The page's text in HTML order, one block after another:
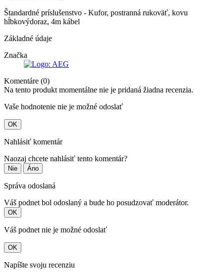
Štandardné príslušenstvo - Kufor, postranná rukoväť, kovu
hĺbkovýdoraz, 4m kábel
Základné údaje
Značka
Komentáre (0)
Na tento produkt momentálne nie je pridaná žiadna recenzia.
Vaše hodnotenie nie je možné odoslať
OK
Nahlásiť komentár
Naozaj chcete nahlásiť tento komentár?
Nie Áno
Správa odoslaná
Váš podnet bol odoslaný a bude ho posudzovať moderátor.
OK
Váš podnet nie je možné odoslať
OK
Napíšte svoju recenziu